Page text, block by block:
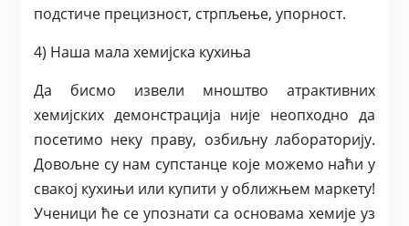
подстиче прецизност, стрпљење, упорност.
4) Наша мала хемијска кухиња
Да бисмо извели мноштво атрактивних
хемијских демонстрација није неопходно да
посетимо неку праву, озбиљну лабораторију.
Довољне су нам супстанце које можемо наћи у
свакој кухињи или купити у оближњем маркету!
Ученици ће се упознати са основама хемије уз